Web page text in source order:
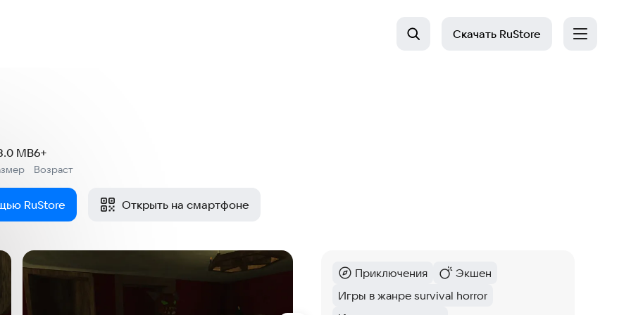
Скачать RuStore
MB
Возраст
6+
RuStore Открыть на смартфоне
Категория:
Приключения
Категория
Экшен
Тег:
Игры в жанре survival horror